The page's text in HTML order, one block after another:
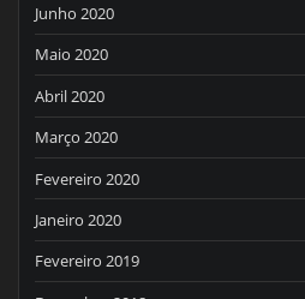
Junho 2020
Maio 2020
Abril 2020
Março 2020
Fevereiro 2020
Janeiro 2020
Fevereiro 2019